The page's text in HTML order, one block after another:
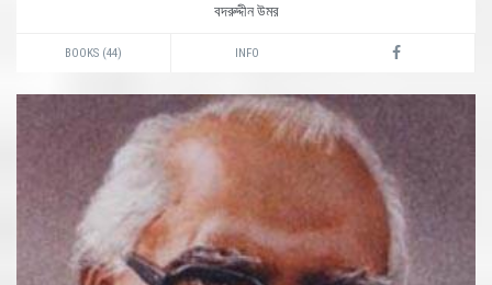
বদরুদ্দীন উমর
BOOKS (44) INFO